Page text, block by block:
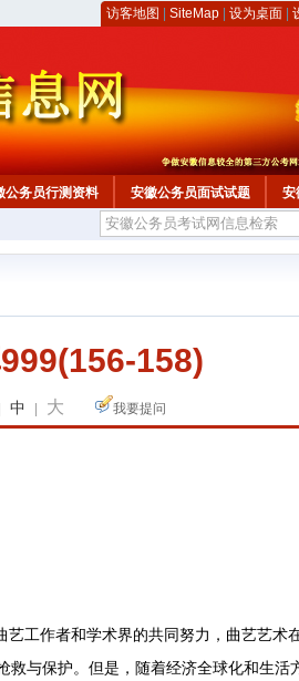
访客地图 SiteMap 设为桌面
公务员行测资料 安徽公务员面试试题 安
158)
中 大 我要提问
工作者和学术界的共同努力，曲艺艺术
救与保护。但是，随着经济全球化和生活